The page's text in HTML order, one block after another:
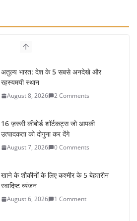
अतुल्य भारत: देश के 5 सबसे अनदेखे और
रहस्यमयी स्थान
August 8, 2026 2 Comments
16 ज़रूरी कीबोर्ड शॉर्टकट्स जो आपकी
उत्पादकता को दोगुना कर देंगे
August 7, 2026 0 Comments
खाने के शौकीनों के लिए कश्मीर के 5 बेहतरीन
स्वादिष्ट व्यंजन
August 6, 2026 1 Comment